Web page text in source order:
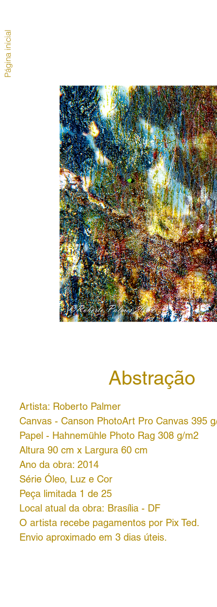
Abstração
Artista: Roberto Palmer
Canvas - Canson PhotoArt Pro Canvas 395
Papel - Hahnemühle Photo Rag 308 g/m2
Altura 90 cm x Largura 60 cm
Ano da obra: 2014
Série Óleo, Luz e Cor
Peça limitada 1 de 25
Local atual da obra: Brasília - DF
O artista recebe pagamentos por Pix Ted.
Envio aproximado em 3 dias úteis.
Página inicial